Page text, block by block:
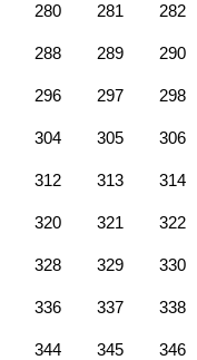
280 281 282
288 289 290
296 297 298
304 305 306
312 313 314
320 321 322
328 329 330
336 337 338
344 345 346